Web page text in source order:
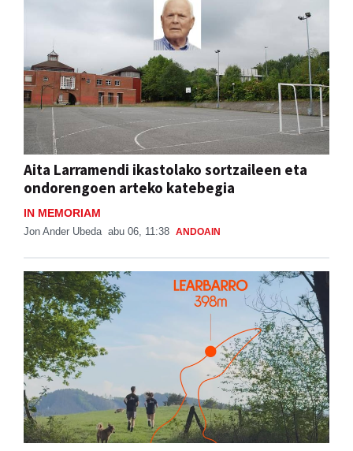
Aita Larramendi ikastolako sortzaileen eta
ondorengoen arteko katebegia
IN MEMORIAM
Jon Ander Ubeda abu 06, 11:38 ANDOAIN